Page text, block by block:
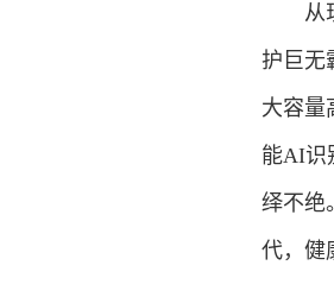
从现
护巨无
大容量
能AI识
绎不绝
代，健